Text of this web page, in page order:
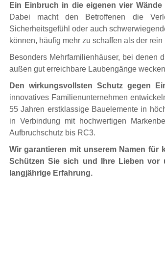
Ein Einbruch in die eigenen vier
Dabei macht den Betroffenen die
Sicherheitsgefühl oder auch
können, häufig mehr zu schaffen als der
Besonders Mehrfamilienhäuser, bei denen
außen gut erreichbare Laubengänge
Den wirkungsvollsten Schutz gegen
innovatives Familienunternehmen
55 Jahren erstklassige Bauelemente in
in Verbindung mit hochwertigen
Aufbruchschutz bis RC3.
Wir garantieren mit unserem Namen für
Schützen Sie sich und Ihre Lieben vor
langjährige Erfahrung.